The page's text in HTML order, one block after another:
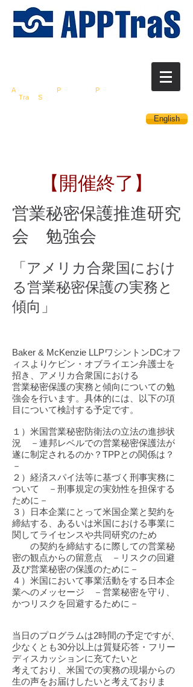
A P P
Tra S
English
【開催終了】
営業秘密保護推進研究
会 勉強会
「アメリカ合衆国におけ
る営業秘密保護の実務と
傾向」
Baker & McKenzie LLPワシントンDCオフ
ィスよりケビン・オブライエン弁護士を
招き、アメリカ合衆国における
営業秘密保護の実務と傾向についての勉
強会を行います。具体的には、以下の項
目について検討する予定です。
１）米国営業秘密防衛法の立法の進捗状
況 －連邦レベルでの営業秘密保護法が
遂に制定されるのか？TPPとの関係は？
－
２）経済スパイ法等に基づく刑事実務に
ついて －刑事規定の実効性を担保する
ために－
３）日本企業にとって米国企業と契約を
締結する、あるいは米国における事業に
関してライセンスや共同研究のため
の契約を締結するに際しての営業秘
密の観点からの留意点 －リスクの回避
及び営業秘密の保護のために－
４）米国において事業活動をする日本企
業へのメッセージ －営業秘密を守り、
かつリスクを回避するために－
当日のプログラムは2時間の予定ですが、
少なくとも30分以上は質疑応答・フリー
ディスカッションに充てたいと
考えており、米国での実務の現場からの
生の声をお届けしたいと考えておりま